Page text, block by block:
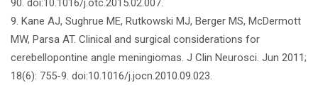
9. Kane AJ, Sughrue ME, Rutkowski MJ, Berger MS, McDermott
MW, Parsa AT. Clinical and surgical considerations for
cerebellopontine angle meningiomas. J Clin Neurosci. Jun 2011;
18(6): 755-9. doi:10.1016/j.jocn.2010.09.023.